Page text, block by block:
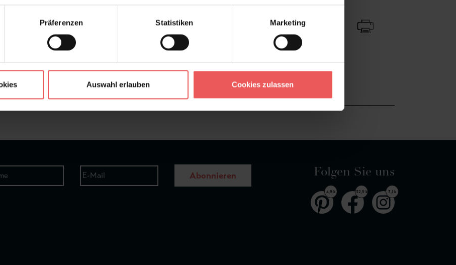
Präferenzen Statistiken Marketing
Auswahl erlauben Cookies zulassen
FAQ Zu Favoriten Teilen!
Abonnieren Folgen Sie uns
4,9 k 32,5 k 3,1 k